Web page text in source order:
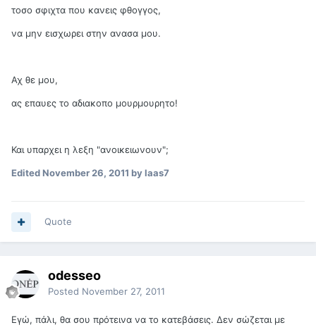
τοσο σφιχτα που κανεις φθογγος,
να μην εισχωρει στην ανασα μου.
Αχ θε μου,
ας επαυες το αδιακοπο μουρμουρητο!
Και υπαρχει η λεξη "ανοικειωνουν";
EditedNovember 26, 2011 by laas7
Quote
odesseo
Posted November 27, 2011
Εγώ, πάλι, θα σου πρότεινα να το κατεβάσεις. Δεν σώζεται με